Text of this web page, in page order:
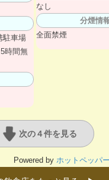
駐車場
時間無
なし
分煙情
全面禁煙
次の４件を見る
Powered byホットペッパ